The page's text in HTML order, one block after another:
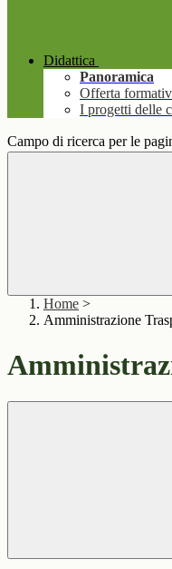
Didattica
Panoramica
Offerta
I progetti delle
Campo di ricerca per le
Home >
Amministrazione